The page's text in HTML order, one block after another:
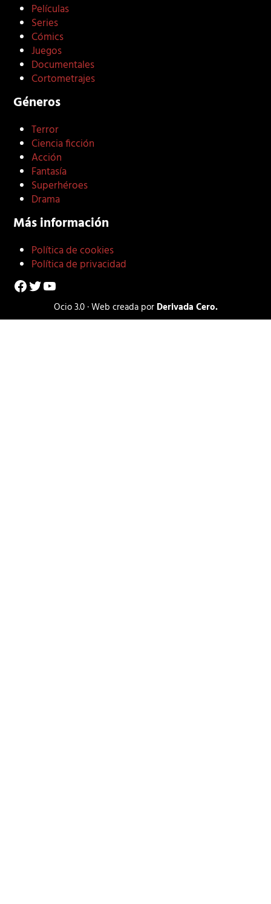
Películas
Series
Cómics
Juegos
Documentales
Cortometrajes
Géneros
Terror
Ciencia ficción
Acción
Fantasía
Superhéroes
Drama
Más información
Política de cookies
Política de privacidad
Facebook
Twitter
YouTube
Ocio 3.0 · Web creada por Derivada Cero.